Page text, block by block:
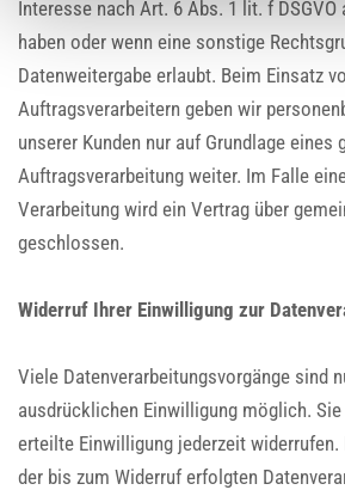
Interesse nach Art. 6 Abs. 1 lit. f DSGVO
haben oder wenn eine sonstige
Datenweitergabe erlaubt. Beim Einsatz
Auftragsverarbeitern geben wir
unserer Kunden nur auf Grundlage eines
Auftragsverarbeitung weiter. Im Falle
Verarbeitung wird ein Vertrag über
geschlossen.
Widerruf Ihrer Einwilligung zur
Viele Datenverarbeitungsvorgänge sind
ausdrücklichen Einwilligung möglich.
erteilte Einwilligung jederzeit
der bis zum Widerruf erfolgten